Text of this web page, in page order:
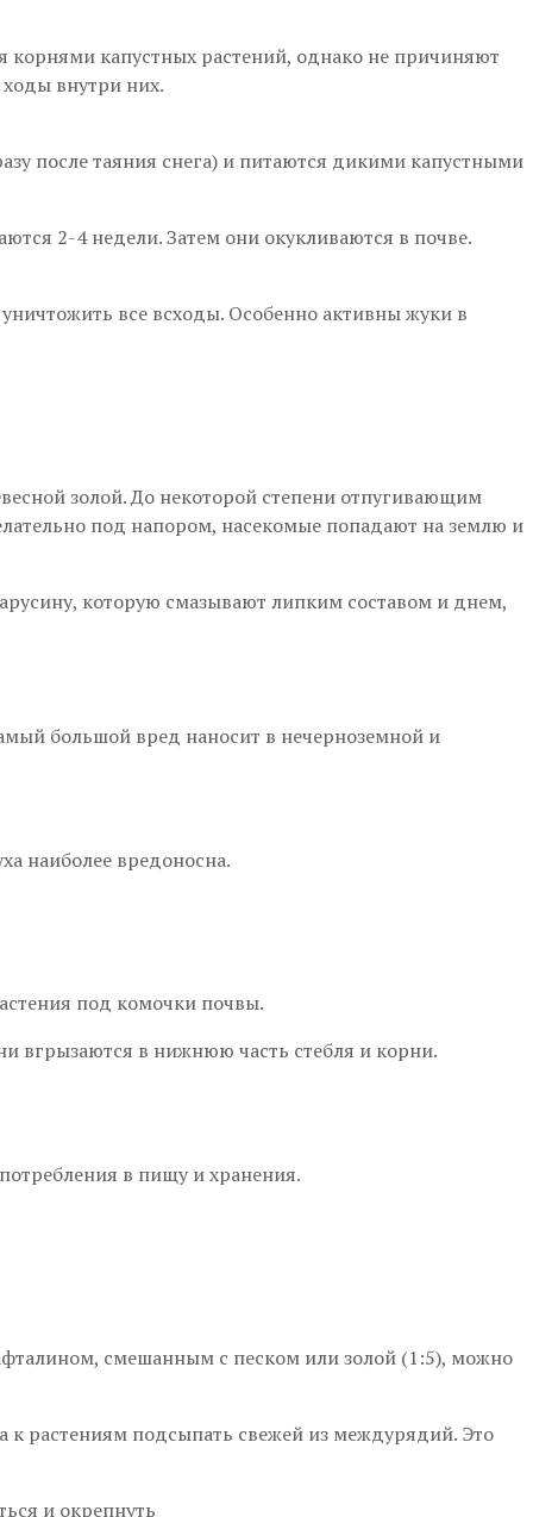
корнями капустных растений, однако не причиняют
внутри них.
после таяния снега) и питаются дикими капустными
2-4 недели. Затем они окукливаются в почве.
все всходы. Особенно активны жуки в
золой. До некоторой степени отпугивающим
под напором, насекомые попадают на землю и
которую смазывают липким составом и днем,
большой вред наносит в нечерноземной и
наиболее вредоносна.
под комочки почвы.
вгрызаются в нижнюю часть стебля и корни.
в пищу и хранения.
смешанным с песком или золой (1:5), можно
к растениям подсыпать свежей из междурядий. Это
и окрепнуть